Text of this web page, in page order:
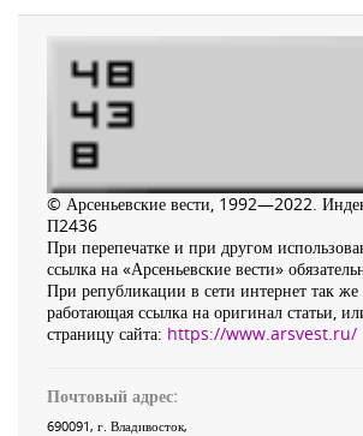
© Арсеньевские вести, 1992—2022.
П2436
При перепечатке и при другом
ссылка на «Арсеньевские вести»
При републикации в сети интернет так же
работающая ссылка на оригинал статьи,
страницу сайта: https://www.arsvest.ru/
Почтовый адрес:
690091, г. Владивосток,